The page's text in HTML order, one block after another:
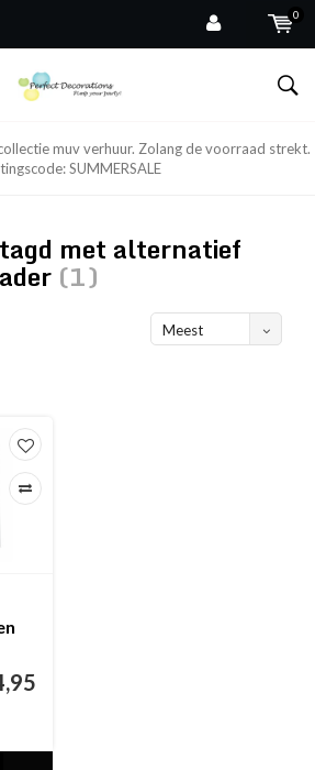
0
muv verhuur. Zolang de voorraad strekt.
SUMMERSALE
met alternatief
(1)
Meest